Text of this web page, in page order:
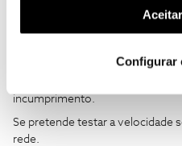
(cookies de publicidade
utilização dos cookies
Configurar
incumprimento.
Se pretende testar a velocidade
rede.